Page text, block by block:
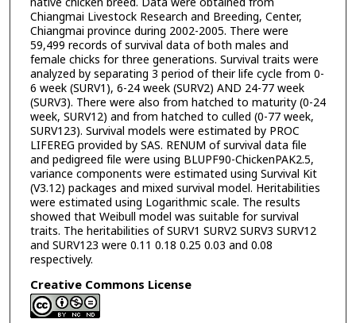
Chiangmai Livestock Research and Breeding, Center,
Chiangmai province during 2002-2005. There were
59,499 records of survival data of both males and
female chicks for three generations. Survival traits were
analyzed by separating 3 period of their life cycle from 0-
6 week (SURV1), 6-24 week (SURV2) AND 24-77 week
(SURV3). There were also from hatched to maturity (0-24
week, SURV12) and from hatched to culled (0-77 week,
SURV123). Survival models were estimated by PROC
LIFEREG provided by SAS. RENUM of survival data file
and pedigreed file were using BLUPF90-ChickenPAK2.5,
variance components were estimated using Survival Kit
(V3.12) packages and mixed survival model. Heritabilities
were estimated using Logarithmic scale. The results
showed that Weibull model was suitable for survival
traits. The heritabilities of SURV1 SURV2 SURV3 SURV12
and SURV123 were 0.11 0.18 0.25 0.03 and 0.08
respectively.
Creative Commons License